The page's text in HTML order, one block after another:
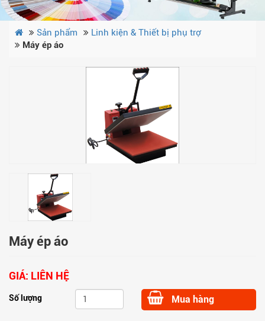
Sản phẩm
Linh kiện & Thiết bị phụ trợ
Máy ép áo
Máy ép áo
GIÁ: LIÊN HỆ
Số lượng Mua hàng